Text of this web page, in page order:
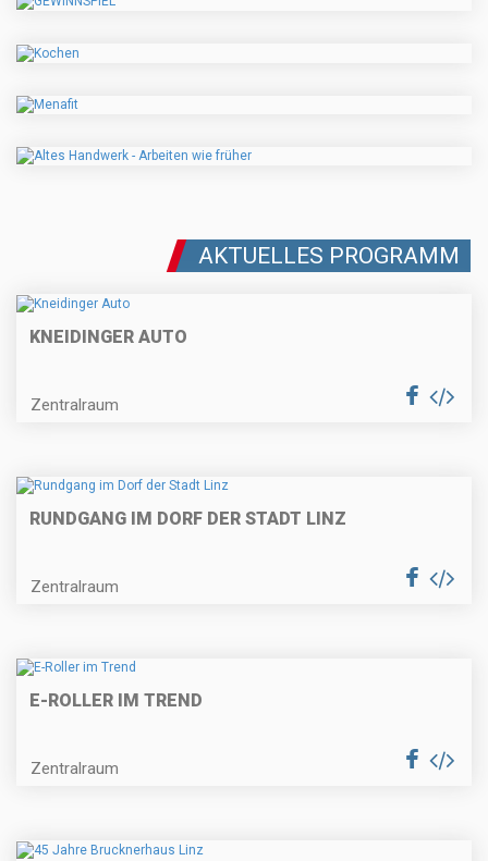
AKTUELLES PROGRAMM
KNEIDINGER AUTO
Zentralraum
RUNDGANG IM DORF DER STADT LINZ
Zentralraum
E-ROLLER IM TREND
Zentralraum